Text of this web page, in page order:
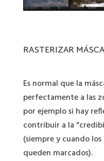
RASTERIZAR
Es normal que la
perfectamente a las
por ejemplo si hay
contribuir a la
(siempre y cuando
queden marcados).